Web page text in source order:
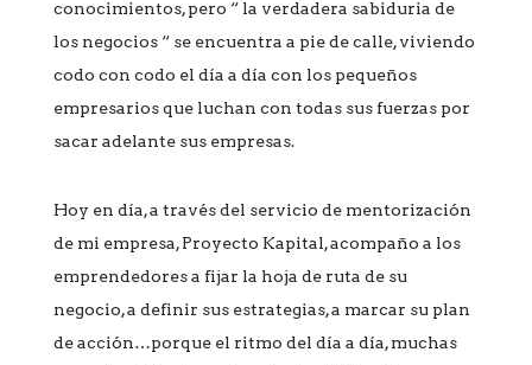
conocimientos, pero “ la verdadera sabiduria de
los negocios “ se encuentra a pie de calle, viviendo
codo con codo el día a día con los pequeños
empresarios que luchan con todas sus fuerzas por
sacar adelante sus empresas.
Hoy en día, a través del servicio de mentorización
de mi empresa, Proyecto Kapital, acompaño a los
emprendedores a fijar la hoja de ruta de su
negocio, a definir sus estrategias, a marcar su plan
de acción…porque el ritmo del día a día, muchas